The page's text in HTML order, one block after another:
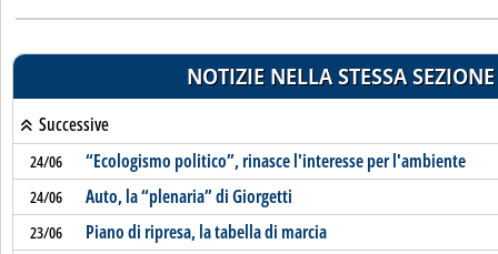
NOTIZIE NELLA STESSA SEZIONE
Successive
24/06 “Ecologismo politico”, rinasce l'interesse per l'ambiente
24/06 Auto, la “plenaria” di Giorgetti
23/06 Piano di ripresa, la tabella di marcia